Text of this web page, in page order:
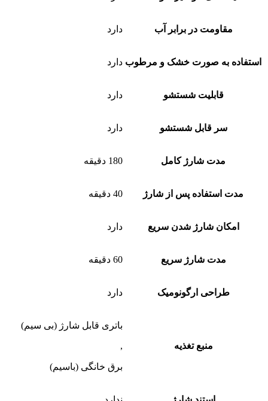
مقاومت در برابر آب دارد
استفاده به صورت خشک و مرطوب دارد
قابلیت شستشو دارد
سر قابل شستشو دارد
مدت شارژ کامل 180 دقیقه
مدت استفاده پس از شارژ 40 دقیقه
امکان شارژ شدن سریع دارد
مدت شارژ سریع 60 دقیقه
طراحی ارگونومیک دارد
منبع تغذیه
باتری قابل شارژ (بی سیم)
,
برق خانگی (باسیم)